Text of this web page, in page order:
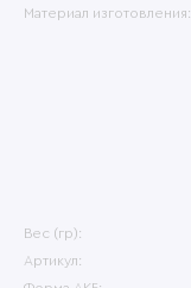
Материал изготовления:
Вес (гр):
Артикул: